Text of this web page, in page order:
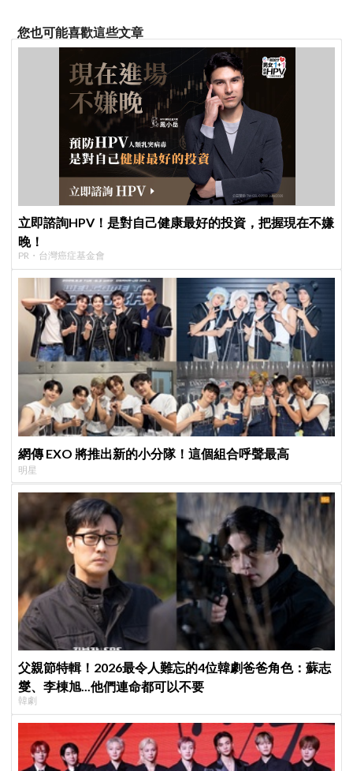
您也可能喜歡這些文章
立即諮詢HPV！是對自己健康最好的投資，把握現在不嫌
晚！
PR・台灣癌症基金會
網傳 EXO 將推出新的小分隊！這個組合呼聲最高
明星
父親節特輯！2026最令人難忘的4位韓劇爸爸角色：蘇志
燮、李棟旭...他們連命都可以不要
韓劇